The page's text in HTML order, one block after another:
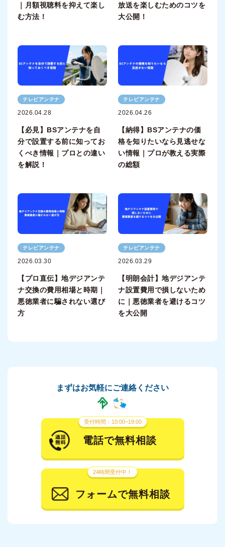
｜月額視聴料を抑えて楽し
む方法！
放送を楽しむためのコツを
大公開！
テレビアンテナ
2026.04.28
【必見】BSアンテナを自
分で設置する前に知ってお
くべき情報｜プロとの違い
を解説！
テレビアンテナ
2026.04.26
【納得】BSアンテナの価
格を知りたいなら見逃せな
い情報｜プロが教える実際
の総額
テレビアンテナ
2026.03.30
【プロ直伝】地デジアンテ
ナ交換の費用相場と時期｜
悪徳業者に騙されない選び
方
テレビアンテナ
2026.03.29
【明朗会計】地デジアンテ
ナ設置費用で損しないため
に｜悪徳業者を避けるコツ
を大公開
まずはお気軽にご連絡ください
受付時間：10:00~19:00
電話で無料相談
24時間受付中！
フォームで無料相談